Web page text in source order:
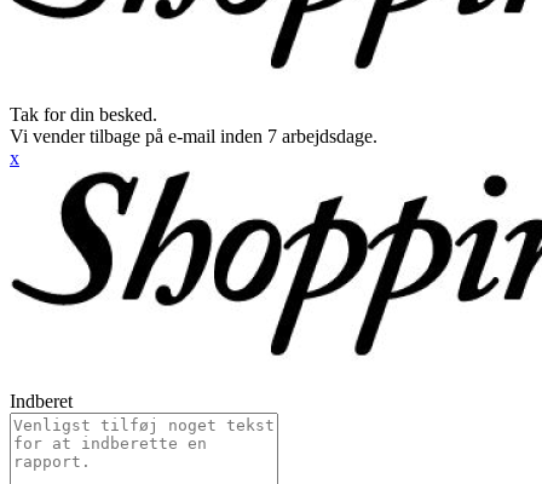
Tak for din besked.
Vi vender tilbage på e-mail inden 7 arbejdsdage.
x
Indberet